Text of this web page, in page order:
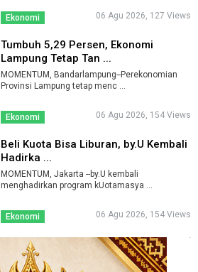
Ekonomi 06 Agu 2026, 127 Views
Tumbuh 5,29 Persen, Ekonomi
Lampung Tetap Tan ...
MOMENTUM, Bandarlampung--Perekonomian
Provinsi Lampung tetap menc ...
Ekonomi 06 Agu 2026, 154 Views
Beli Kuota Bisa Liburan, by.U Kembali
Hadirka ...
MOMENTUM, Jakarta --by.U kembali
menghadirkan program kUotamasya ...
Ekonomi 06 Agu 2026, 154 Views